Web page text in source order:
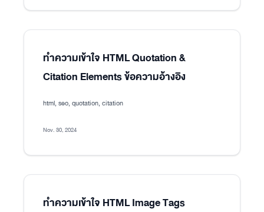
ทำความเข้าใจ HTML Quotation &
Citation Elements ข้อความอ้างอิง
html, seo, quotation, citation
Nov. 30, 2024
ทำความเข้าใจ HTML Image Tags